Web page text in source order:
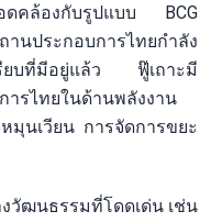
ดคล้องกับรูปแบบ BCG
านประกอบการไทยกำลัง
บที่มีอยู่แล้ว ฟู๊เถาะมี
ารไทยในด้านพลังงาน
มุนเวียน การจัดการขยะ
วัฒนธรรมที่โดดเด่น เช่น